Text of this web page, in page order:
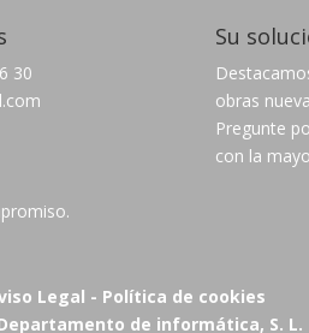
30
Su
obras
Pregunte
con la
Legal - Política de cookies
de informática, S. L.